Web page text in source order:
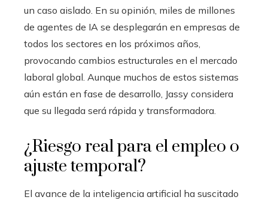
un caso aislado. En su opinión, miles de millones
de agentes de IA se desplegarán en empresas de
todos los sectores en los próximos años,
provocando cambios estructurales en el mercado
laboral global. Aunque muchos de estos sistemas
aún están en fase de desarrollo, Jassy considera
que su llegada será rápida y transformadora.
¿Riesgo real para el empleo o
ajuste temporal?
El avance de la inteligencia artificial ha suscitado